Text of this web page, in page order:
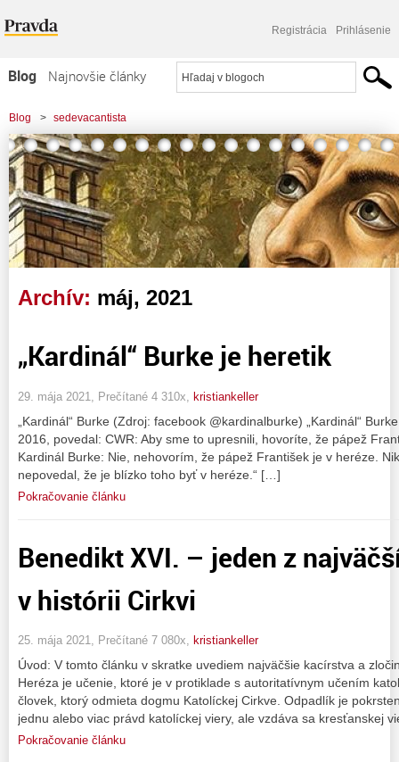
Registrácia Prihlásenie
Blog
Najnovšie články
Najčítanejšie články
Najkomentovanejšie články
Zoznam blogov
Komerčné blogy
Blog > sedevacantista
Archív: máj, 2021
„Kardinál“ Burke je heretik
29. mája 2021, Prečítané 4 310x, kristiankeller
„Kardinál“ Burke (Zdroj: facebook @kardinalburke) „Kardinál“
2016, povedal: CWR: Aby sme to upresnili, hovoríte, že pápež
Kardinál Burke: Nie, nehovorím, že pápež František je v heréze.
nepovedal, že je blízko toho byť v heréze.“ […]
Pokračovanie článku
Benedikt XVI. – jeden z
v histórii Cirkvi
25. mája 2021, Prečítané 7 080x, kristiankeller
Úvod: V tomto článku v skratke uvediem najväčšie kacírstva a
Heréza je učenie, ktoré je v protiklade s autoritatívnym učením
človek, ktorý odmieta dogmu Katolíckej Cirkve. Odpadlík je
jednu alebo viac právd katolíckej viery, ale vzdáva sa kresťanskej
Pokračovanie článku